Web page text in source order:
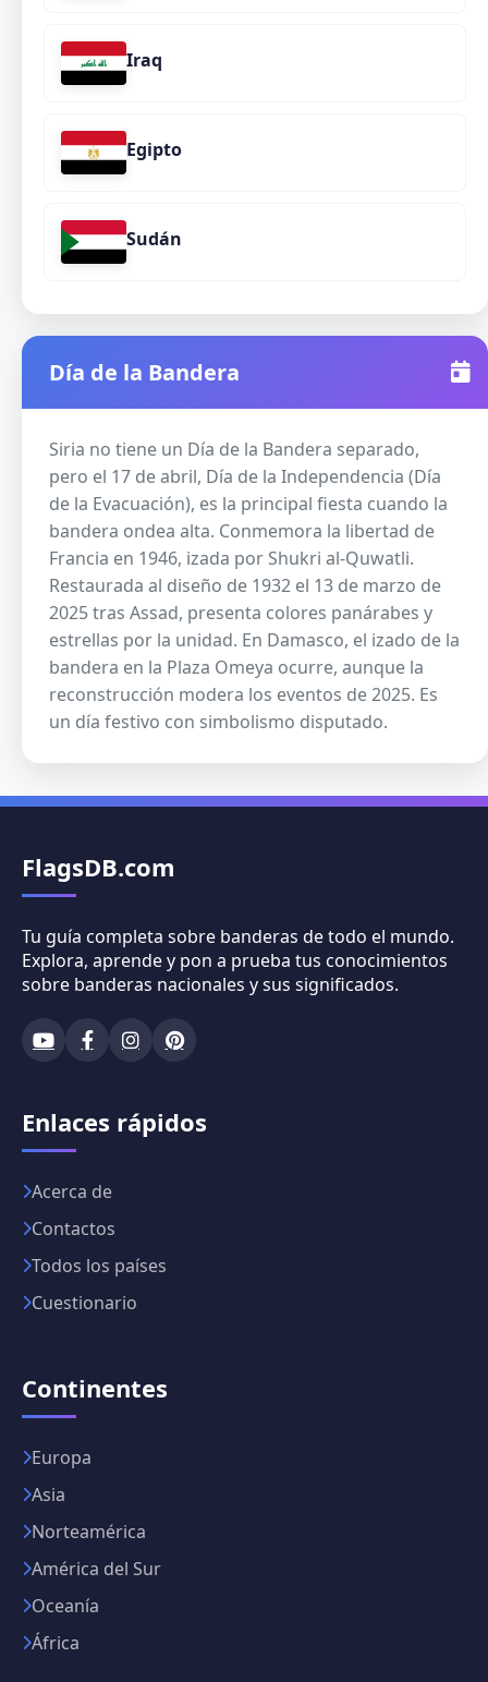
Iraq
Egipto
Sudán
Día de la Bandera
Siria no tiene un Día de la Bandera separado,
pero el 17 de abril, Día de la Independencia (Día
de la Evacuación), es la principal fiesta cuando la
bandera ondea alta. Conmemora la libertad de
Francia en 1946, izada por Shukri al-Quwatli.
Restaurada al diseño de 1932 el 13 de marzo de
2025 tras Assad, presenta colores panárabes y
estrellas por la unidad. En Damasco, el izado de la
bandera en la Plaza Omeya ocurre, aunque la
reconstrucción modera los eventos de 2025. Es
un día festivo con simbolismo disputado.
FlagsDB.com
Tu guía completa sobre banderas de todo el mundo.
Explora, aprende y pon a prueba tus conocimientos
sobre banderas nacionales y sus significados.
Enlaces rápidos
Acerca de
Contactos
Todos los países
Cuestionario
Continentes
Europa
Asia
Norteamérica
América del Sur
Oceanía
África